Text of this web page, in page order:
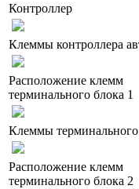
Контроллер
Клеммы контроллера
Расположение клемм
терминального блока 1
Клеммы терминального
Расположение клемм
терминального блока 2